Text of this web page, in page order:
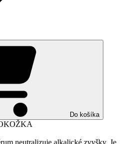
Do košíka
neutralizuje alkalické zvyšky. Je